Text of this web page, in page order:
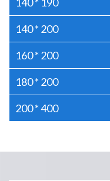
140 * 200
160 * 200
180 * 200
200 * 400